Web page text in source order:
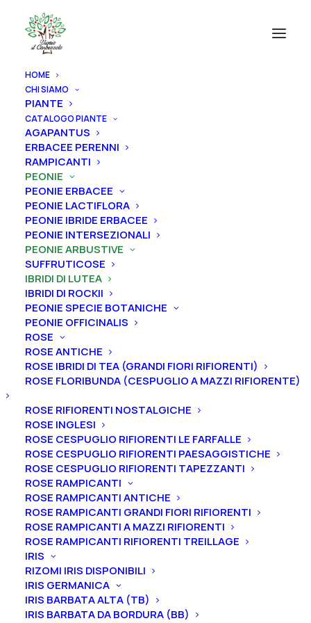
HOME
CHI SIAMO
PIANTE
CATALOGO PIANTE
AGAPANTUS
ERBACEE PERENNI
RAMPICANTI
PEONIE
PEONIE ERBACEE
PEONIE LACTIFLORA
PEONIE IBRIDE ERBACEE
PEONIE INTERSEZIONALI
PEONIE ARBUSTIVE
SUFFRUTICOSE
IBRIDI DI LUTEA
IBRIDI DI ROCKII
PEONIE SPECIE BOTANICHE
PEONIE OFFICINALIS
ROSE
ROSE ANTICHE
ROSE IBRIDI DI TEA (GRANDI FIORI RIFIORENTI)
ROSE FLORIBUNDA (CESPUGLIO A MAZZI RIFIORENTE)
ROSE RIFIORENTI NOSTALGICHE
ROSE INGLESI
ROSE CESPUGLIO RIFIORENTI LE FARFALLE
ROSE CESPUGLIO RIFIORENTI PAESAGGISTICHE
ROSE CESPUGLIO RIFIORENTI TAPEZZANTI
ROSE RAMPICANTI
ROSE RAMPICANTI ANTICHE
ROSE RAMPICANTI GRANDI FIORI RIFIORENTI
ROSE RAMPICANTI A MAZZI RIFIORENTI
ROSE RAMPICANTI RIFIORENTI TREILLAGE
IRIS
RIZOMI IRIS DISPONIBILI
IRIS GERMANICA
IRIS BARBATA ALTA (TB)
IRIS BARBATA DA BORDURA (BB)
Home Peonie Peonie arbustive
Ibridi di Lutea
Peonia Ibrido di Lutea “Tamworth”
Peonia Ibrido di Lutea
“Tamworth”
85,00€